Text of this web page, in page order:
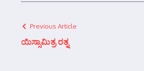
Previous Article
ಯಿಸ್ಸಾಮಿತ್ರ ರತ್ನ